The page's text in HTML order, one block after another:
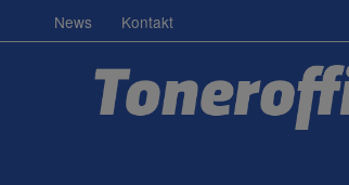
News Kontakt